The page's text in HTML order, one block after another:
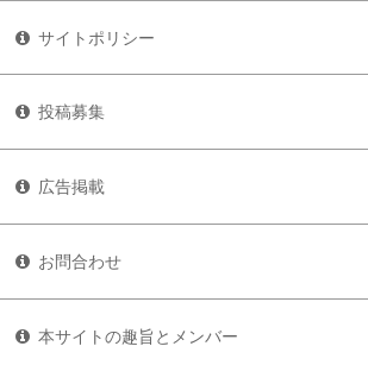
サイトポリシー
投稿募集
広告掲載
お問合わせ
本サイトの趣旨とメンバー